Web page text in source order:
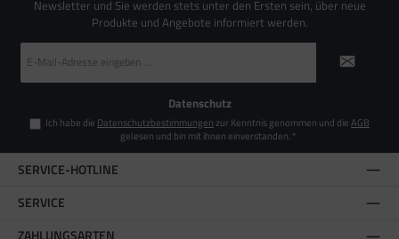
Newsletter und Sie werden stets unter den Ersten sein, über neue
Produkte und Angebote informiert werden.
E-
Mail-
*
Datenschutz
Ich habe die Datenschutzbestimmungenzur Kenntnis genommen und dieAGB
gelesen und bin mit ihnen einverstanden.*
SERVICE-HOTLINE
SERVICE